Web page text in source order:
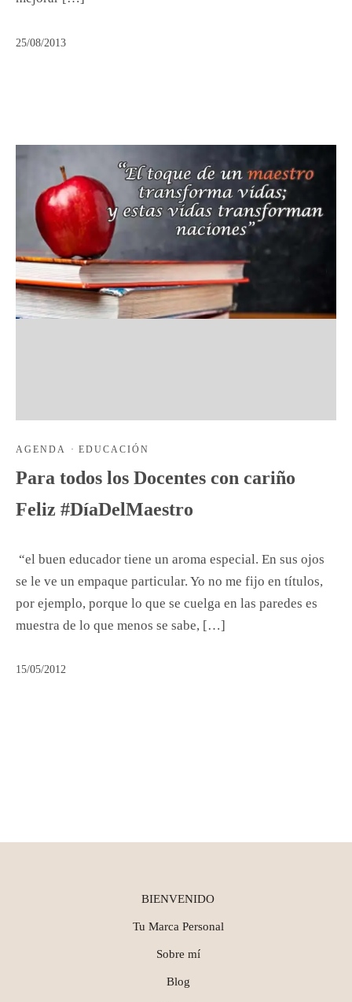
25/08/2013
AGENDA · EDUCACIÓN
Para todos los Docentes con cariño
Feliz #DíaDelMaestro
“el buen educador tiene un aroma especial. En sus ojos
se le ve un empaque particular. Yo no me fijo en títulos,
por ejemplo, porque lo que se cuelga en las paredes es
muestra de lo que menos se sabe, […]
15/05/2012
BIENVENIDO
Tu Marca Personal
Sobre mí
Blog